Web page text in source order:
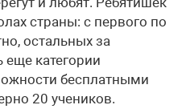
страны: с первого по
остальных за
еще категории
бесплатными
20 учеников.